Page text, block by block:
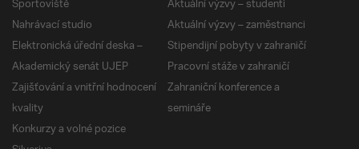
Nahrávací studio
Elektronická úřední deska –
Akademický senát UJEP
Zajišťování a vnitřní hodnocení
kvality
Konkurzy a volné pozice
Aktuální výzvy – zaměstnanci
Stipendijní pobyty v zahraničí
Pracovní stáže v zahraničí
Zahraniční konference a
semináře